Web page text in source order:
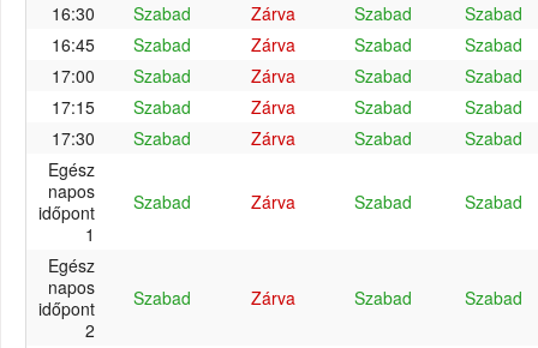
16:30 Szabad Zárva Szabad
Szabad
16:45
Szabad Zárva Szabad
Szabad
17:00
Szabad Zárva Szabad
Szabad
17:15
Szabad Zárva Szabad
Szabad
17:30
Szabad Zárva Szabad
Szabad
Egész
napos
időpont
1
Szabad Zárva Szabad Szabad
Egész
napos
időpont
2
Szabad Zárva Szabad Szabad